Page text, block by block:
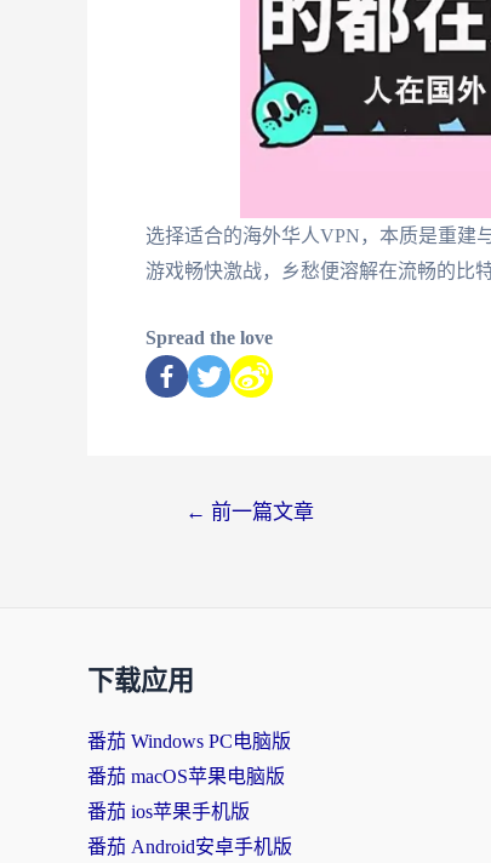
选择适合的海外华人VPN，本质是重建
游戏畅快激战，乡愁便溶解在流畅的比
Spread the love
← 前一篇文章
下载应用
番茄 Windows PC电脑版
番茄 macOS苹果电脑版
番茄 ios苹果手机版
番茄 Android安卓手机版